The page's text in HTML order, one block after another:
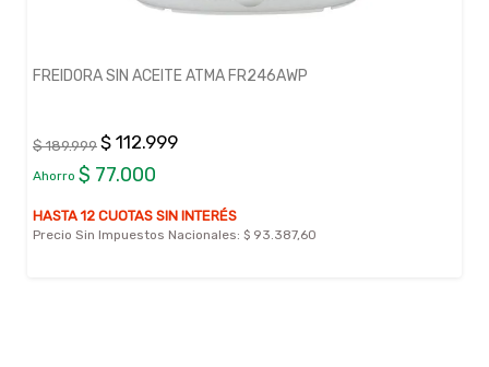
FREIDORA SIN ACEITE ATMA FR246AWP
$ 189.999 $ 112.999
Ahorro $ 77.000
HASTA 12 CUOTAS SIN INTERÉS
Precio Sin Impuestos Nacionales: $ 93.387,60